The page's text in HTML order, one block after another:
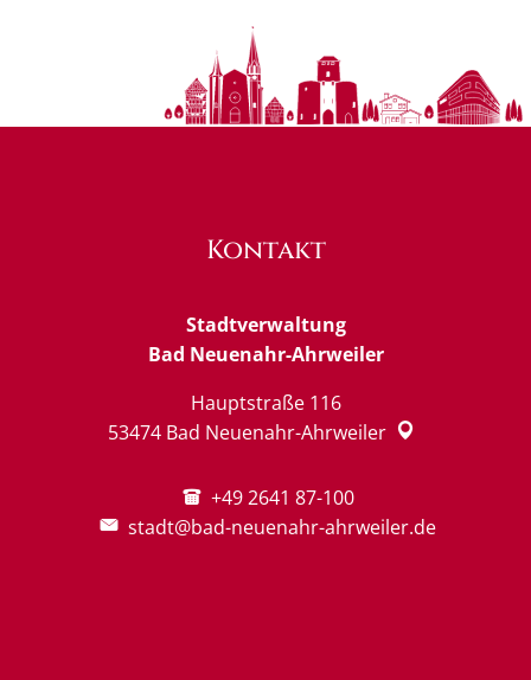
Kontakt
Stadtverwaltung
Bad Neuenahr-Ahrweiler
Hauptstraße 116
53474 Bad Neuenahr-Ahrweiler
+49 2641 87-100
stadt@bad-neuenahr-ahrweiler.de